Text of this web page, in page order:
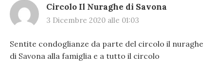
Circolo Il Nuraghe di Savona
3 Dicembre 2020 alle 01:03
Sentite condoglianze da parte del circolo il nuraghe
di Savona alla famiglia e a tutto il circolo